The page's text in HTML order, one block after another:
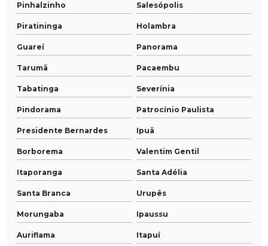
Pinhalzinho Salesópolis
Piratininga Holambra
Guareí Panorama
Tarumã Pacaembu
Tabatinga Severínia
Pindorama Patrocínio Paulista
Presidente Bernardes Ipuã
Borborema Valentim Gentil
Itaporanga Santa Adélia
Santa Branca Urupês
Morungaba Ipaussu
Auriflama Itapuí